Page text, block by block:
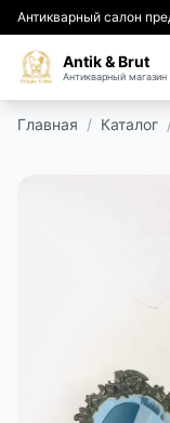
Антикварный салон
Antik & Brut
Антикварный магазин
Главная / Каталог